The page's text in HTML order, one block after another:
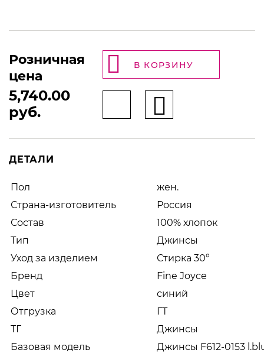
Розничная
цена
5,740.00
руб.
В КОРЗИНУ
ДЕТАЛИ
Пол
жен.
Страна-изготовитель
Россия
Состав
100% хлопок
Тип
Джинсы
Уход за изделием
Стирка 30°
Бренд
Fine Joyce
Цвет
синий
Отгрузка
ГТ
ТГ
Джинсы
Базовая модель
Джинсы F612-0153